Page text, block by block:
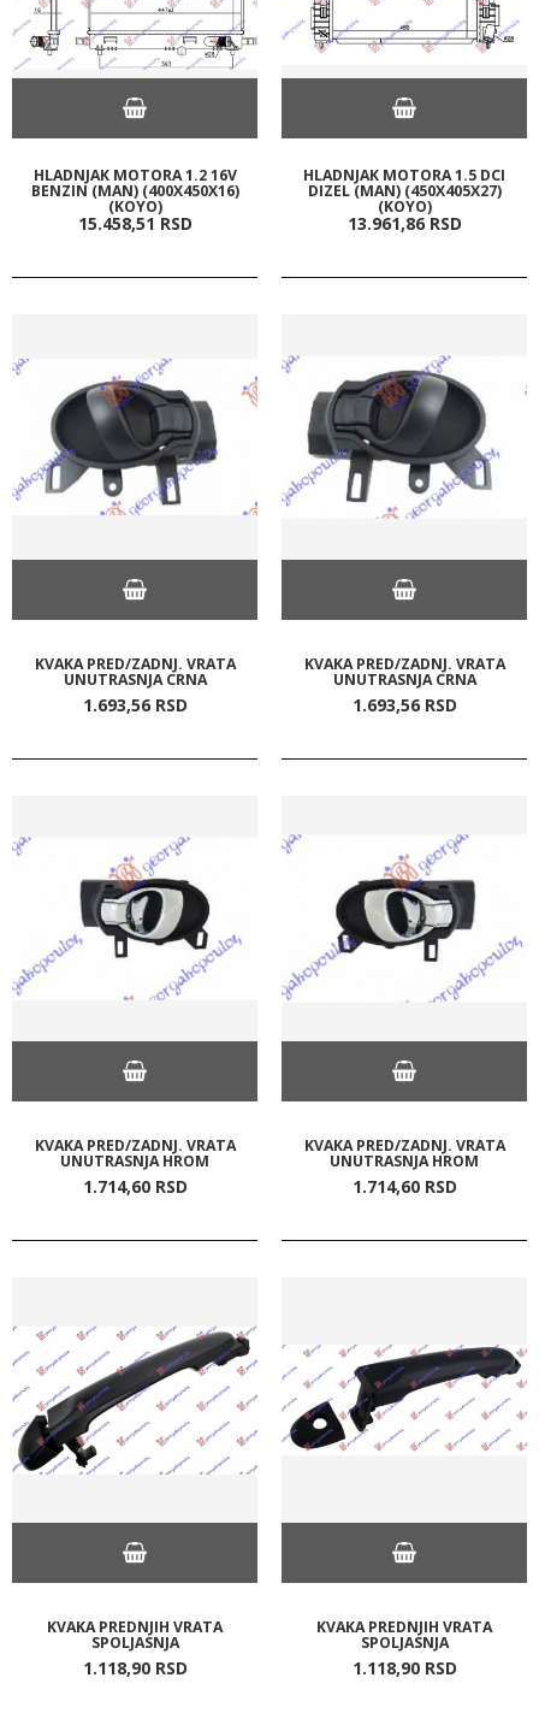
HLADNJAK MOTORA 1.2 16V
BENZIN (MAN) (400X450X16)
(KOYO)
15.458,51 RSD
HLADNJAK MOTORA 1.5 DCI
DIZEL (MAN) (450X405X27)
(KOYO)
13.961,86 RSD
KVAKA PRED/ZADNJ. VRATA
UNUTRASNJA CRNA
1.693,56 RSD
KVAKA PRED/ZADNJ. VRATA
UNUTRASNJA CRNA
1.693,56 RSD
KVAKA PRED/ZADNJ. VRATA
UNUTRASNJA HROM
1.714,60 RSD
KVAKA PRED/ZADNJ. VRATA
UNUTRASNJA HROM
1.714,60 RSD
KVAKA PREDNJIH VRATA
SPOLJASNJA
1.118,90 RSD
KVAKA PREDNJIH VRATA
SPOLJASNJA
1.118,90 RSD